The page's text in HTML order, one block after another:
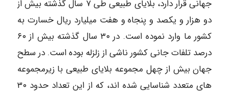
جهانی قرار دارد، بلایای طبیعی طی ۷ سال گذشته بیش از
دو هزار و یکصد و پنجاه و هفت میلیارد ریال خسارت به
کشور ما وارد نموده است. در ۳۰ سال گذشته بیش از ۶۰
درصد تلفات جانی کشور ناشی از زلزله بوده است. در سطح
جهان بیش از چهل مجموعه بلایای طبیعی با زیرمجموعه
های متعدد شناسایی شده اند، که از این تعداد حدود ۳۰